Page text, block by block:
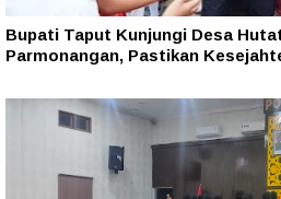
Bupati Taput Kunjungi Desa
Parmonangan, Pastikan